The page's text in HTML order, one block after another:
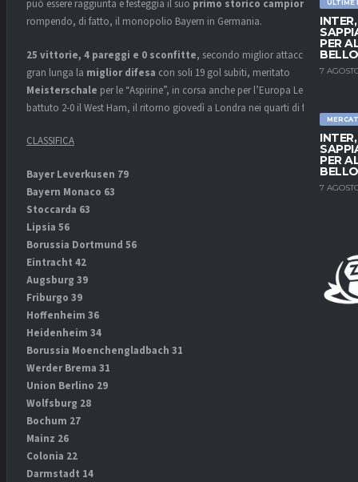
ULTIME
PER
7
PER
7
può essere raggiunta e festeggia il suo primo storico campionato
rompendo, di fatto, il monopolio Bayern in Germania.
25 vittorie, 4 pareggi e 0 sconfitte, secondo miglior attacco e di
gran lunga la miglior difesa con soli 19 gol subiti, meritato
Meisterschale per le “Aspirine”, in corsa anche per l’Europa League:
battuto 2-0 il West Ham, il ritorno giovedì a Londra nei quarti di finale.
CLASSIFICA
Bayer Leverkusen 79
Bayern Monaco 63
Stoccarda 63
Lipsia 56
Borussia Dortmund 56
Eintracht 42
Augsburg 39
Friburgo 39
Hoffenheim 36
Heidenheim 34
Borussia Moenchengladbach 31
Werder Brema 31
Union Berlino 29
Wolfsburg 28
Bochum 27
Mainz 26
Colonia 22
Darmstadt 14